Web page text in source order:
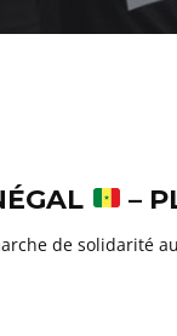
–
de solidarité